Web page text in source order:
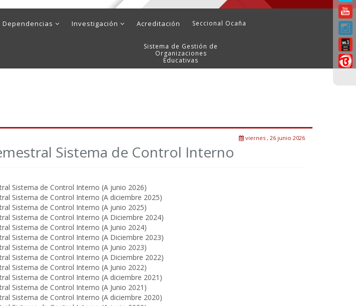
Dependencias Investigación Acreditación Seccional Ocaña
Sistema de Gestión de
Organizaciones
Educativas
viernes , 26 junio 2026
Sistema de Control Interno
Sistema de Control Interno (A junio 2026)
Sistema de Control Interno (A diciembre 2025)
Sistema de Control Interno (A junio 2025)
Sistema de Control Interno (A Diciembre 2024)
Sistema de Control Interno (A Junio 2024)
Sistema de Control Interno (A Diciembre 2023)
Sistema de Control Interno (A Junio 2023)
Sistema de Control Interno (A Diciembre 2022)
Sistema de Control Interno (A Junio 2022)
Sistema de Control Interno (A diciembre 2021)
Sistema de Control Interno (A Junio 2021)
Sistema de Control Interno (A diciembre 2020)